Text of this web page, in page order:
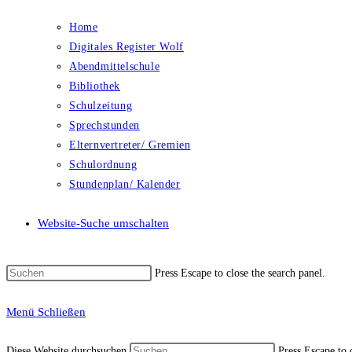
Home
Digitales Register Wolf
Abendmittelschule
Bibliothek
Schulzeitung
Sprechstunden
Elternvertreter/ Gremien
Schulordnung
Stundenplan/ Kalender
Website-Suche umschalten
Press Escape to close the search panel.
Menü Schließen